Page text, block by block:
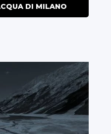
DI MILANO